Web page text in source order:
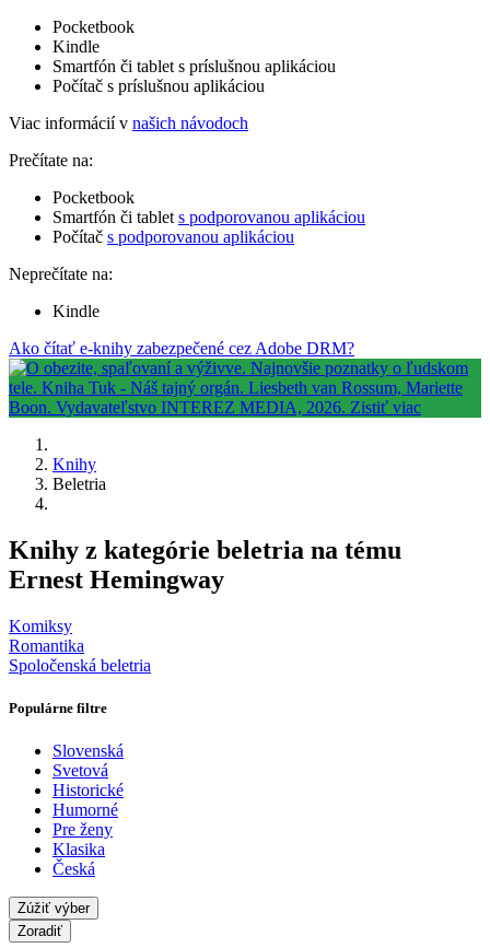
Pocketbook
Kindle
Smartfón či tablet s príslušnou aplikáciou
Počítač s príslušnou aplikáciou
Viac informácií v našich návodoch
Prečítate na:
Pocketbook
Smartfón či tablet s podporovanou aplikáciou
Počítač s podporovanou aplikáciou
Neprečítate na:
Kindle
Ako čítať e-knihy zabezpečené cez Adobe DRM?
Knihy
Beletria
Knihy z kategórie beletria na tému
Ernest Hemingway
Komiksy
Romantika
Spoločenská beletria
Populárne filtre
Slovenská
Svetová
Historické
Humorné
Pre ženy
Klasika
Česká
Zúžiť výber
Zoradiť